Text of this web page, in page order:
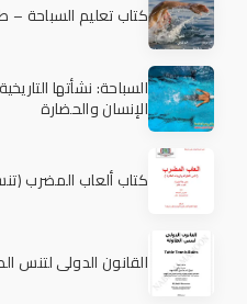
كتاب تعليم السباحة –
السباحة: نشأتها
الإنسان والحضارة
كتاب ألعاب المضرب
القانون الدولي لتنس